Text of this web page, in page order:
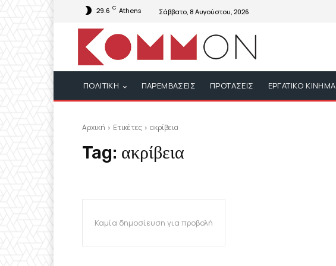
29.6 C Athens Σάββατο, 8 Αυγούστου, 2026
ΠΟΛΙΤΙΚΗ ΠΑΡΕΜΒΑΣΕΙΣ ΠΡΟΤΑΣΕΙΣ ΕΡΓΑΤΙΚΟ ΚΙΝΗΜΑ
Αρχική Ετικέτες ακρίβεια
Tag: ακρίβεια
Καμία δημοσίευση για προβολή